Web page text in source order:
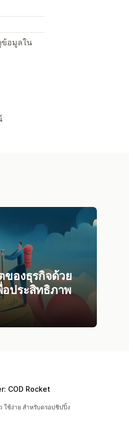
ข้อมูลใน
ของธุรกิจด้วย
ประสิทธิภาพ
COD Rocket
ใช้ง่าย สำหรับดรอปชิปปิ้ง